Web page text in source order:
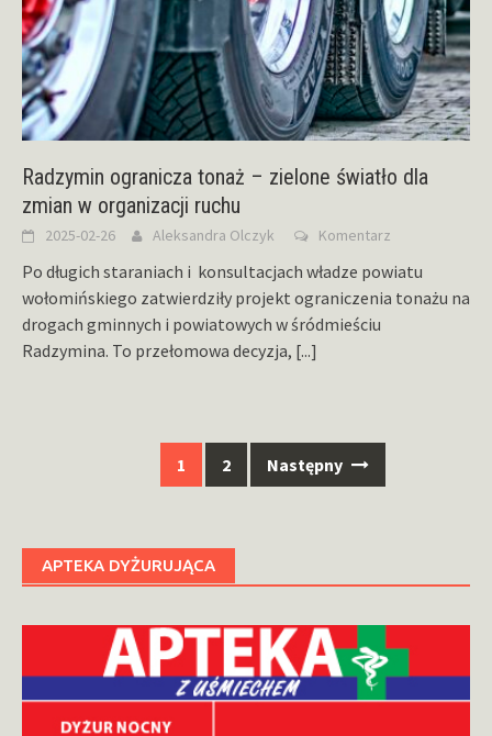
Radzymin ogranicza tonaż – zielone światło dla
zmian w organizacji ruchu
2025-02-26 Aleksandra Olczyk Komentarz
Po długich staraniach i konsultacjach władze powiatu
wołomińskiego zatwierdziły projekt ograniczenia tonażu na
drogach gminnych i powiatowych w śródmieściu
Radzymina. To przełomowa decyzja, [...]
1 2 Następny
APTEKA DYŻURUJĄCA